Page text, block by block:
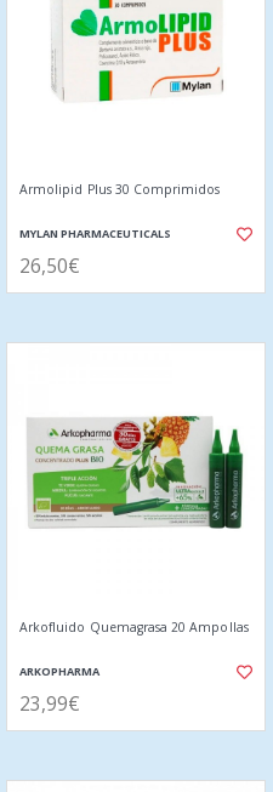
Armolipid Plus 30 Comprimidos
MYLAN PHARMACEUTICALS
26,50€
Arkofluido Quemagrasa 20 Ampollas
ARKOPHARMA
23,99€